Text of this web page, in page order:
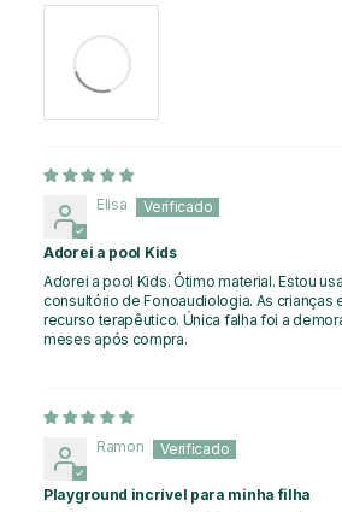
Elisa
Adorei a pool Kids
Adorei a pool Kids. Ótimo material. Estou
consultório de Fonoaudiologia. As crianças
recurso terapêutico. Única falha foi a
meses após compra.
Ramon
Playground incrível para minha filha